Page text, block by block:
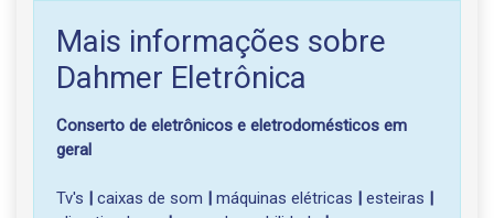
Mais informações sobre
Dahmer Eletrônica
Conserto de eletrônicos e eletrodomésticos em
geral
Tv's | caixas de som | máquinas elétricas | esteiras |